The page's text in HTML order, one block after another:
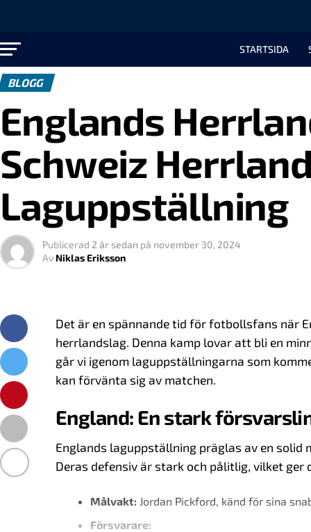
STARTSIDA
BLOGG
Englands
Schweiz
Laguppställning
Publicerad 2 år sedan på november 30, 2024
Av Niklas Eriksson
Det är en spännande tid för fotbollsfans när
herrlandslag. Denna kamp lovar att bli en
går vi igenom laguppställningarna som
kan förvänta sig av matchen.
England: En stark
Englands laguppställning präglas av en solid
Deras defensiv är stark och pålitlig, vilket ger
Målvakt: Jordan Pickford, känd för sina
Försvarare: